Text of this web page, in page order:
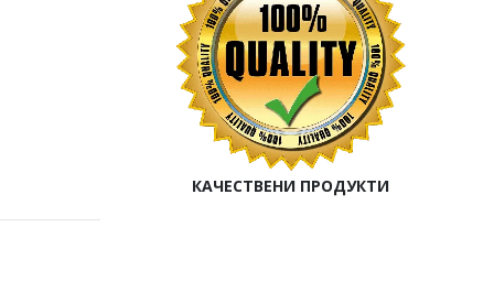
КАЧЕСТВЕНИ ПРОДУКТИ